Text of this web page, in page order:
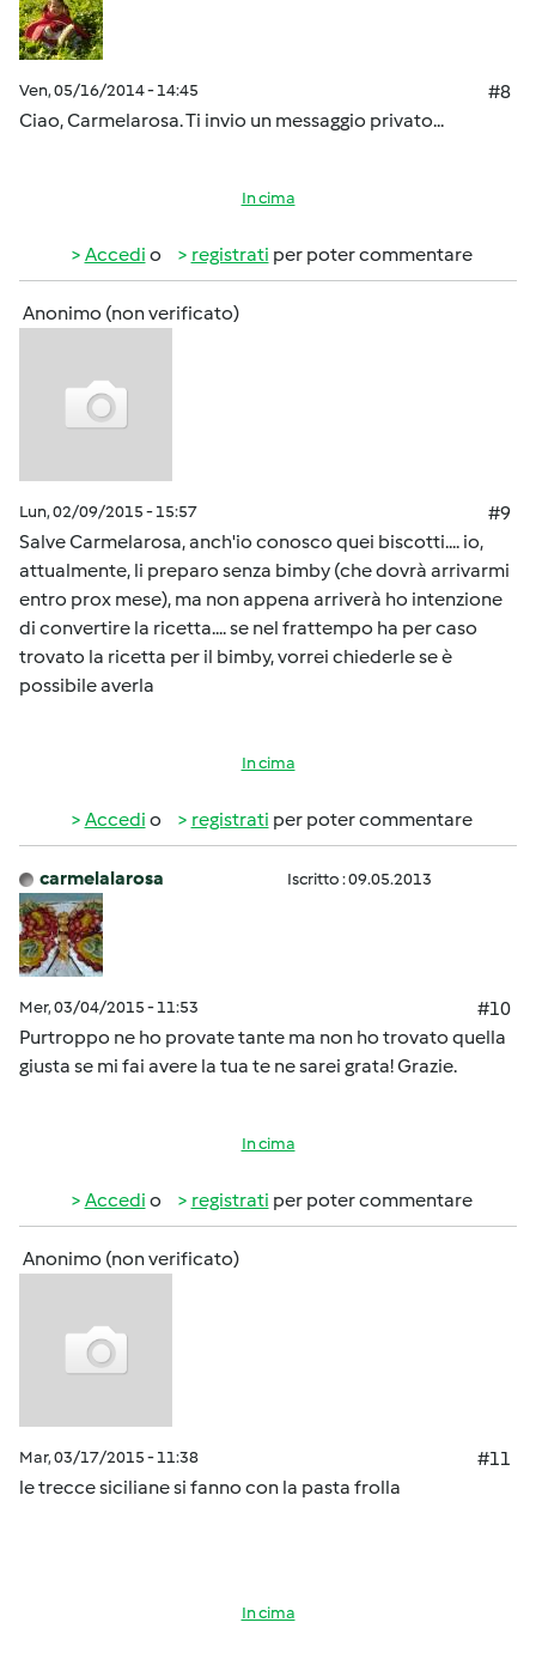
Ven, 05/16/2014 - 14:45
#8
Ciao, Carmelarosa. Ti invio un messaggio privato...
In cima
Accedi o registrati per poter commentare
Anonimo (non verificato)
Lun, 02/09/2015 - 15:57
#9
Salve Carmelarosa, anch'io conosco quei biscotti.... io,
attualmente, li preparo senza bimby (che dovrà arrivarmi
entro prox mese), ma non appena arriverà ho intenzione
di convertire la ricetta.... se nel frattempo ha per caso
trovato la ricetta per il bimby, vorrei chiederle se è
possibile averla
In cima
Accedi o registrati per poter commentare
carmelalarosa Iscritto : 09.05.2013
Mer, 03/04/2015 - 11:53
#10
Purtroppo ne ho provate tante ma non ho trovato quella
giusta se mi fai avere la tua te ne sarei grata! Grazie.
In cima
Accedi o registrati per poter commentare
Anonimo (non verificato)
Mar, 03/17/2015 - 11:38
#11
le trecce siciliane si fanno con la pasta frolla
In cima